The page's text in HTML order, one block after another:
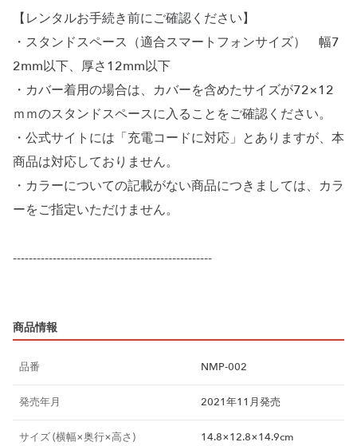
【レンタルお手続き前にご確認ください】
・スタンドスペース（適合スマートフォンサイズ） 幅7
2mm以下、厚さ12mm以下
・カバー着用の場合は、カバーを含めたサイズが72×12
ｍｍのスタンドスペースに入ることをご確認ください。
・公式サイトには「充電コードに対応」とありますが、本
商品は対応しておりません。
・カラーについての記載がない商品につきましては、カラ
ーをご指定いただけません。
--------------------------------------------------
商品情報
品番 NMP-002
発売年月 2021年11月発売
サイズ (横幅×奥行×高さ) 14.8×12.8×14.9cm